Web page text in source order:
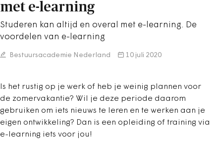
met e-learning
Studeren kan altijd en overal met e-learning. De
voordelen van e-learning
Bestuursacademie Nederland 10 juli 2020
Is het rustig op je werk of heb je weinig plannen voor
de zomervakantie? Wil je deze periode daarom
gebruiken om iets nieuws te leren en te werken aan je
eigen ontwikkeling? Dan is een opleiding of training via
e-learning iets voor jou!